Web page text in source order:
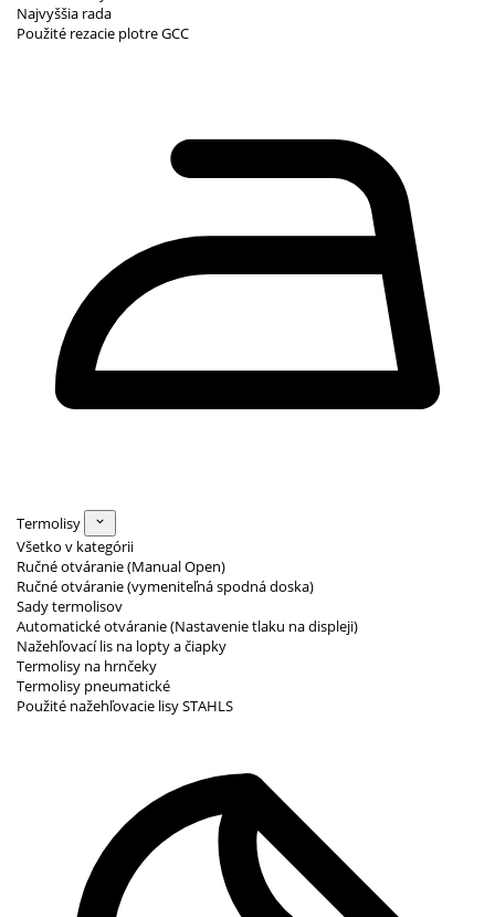
Najvyššia rada
Použité rezacie plotre GCC
Termolisy
Všetko v kategórii
Ručné otváranie (Manual Open)
Ručné otváranie (vymeniteľná spodná doska)
Sady termolisov
Automatické otváranie (Nastavenie tlaku na displeji)
Nažehľovací lis na lopty a čiapky
Termolisy na hrnčeky
Termolisy pneumatické
Použité nažehľovacie lisy STAHLS